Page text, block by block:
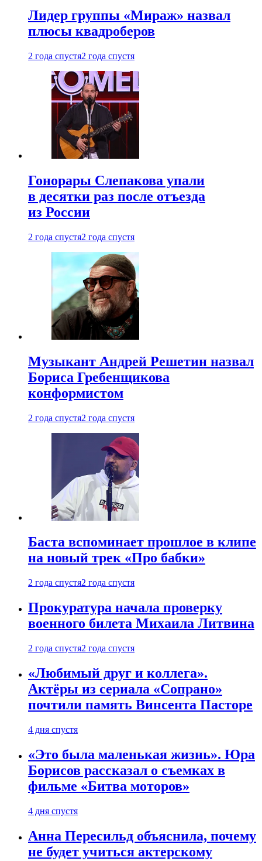
Лидер группы «Мираж» назвал
плюсы квадроберов
2 года спустя2 года спустя
Гонорары Слепакова упали
в десятки раз после отъезда
из России
2 года спустя2 года спустя
Музыкант Андрей Решетин назвал
Бориса Гребенщикова
конформистом
2 года спустя2 года спустя
Баста вспоминает прошлое в клипе
на новый трек «Про бабки»
2 года спустя2 года спустя
Прокуратура начала проверку
военного билета Михаила Литвина
2 года спустя2 года спустя
«Любимый друг и коллега».
Актёры из сериала «Сопрано»
почтили память Винсента Пасторе
4 дня спустя
«Это была маленькая жизнь». Юра
Борисов рассказал о съемках в
фильме «Битва моторов»
4 дня спустя
Анна Пересильд объяснила, почему
не будет учиться актерскому